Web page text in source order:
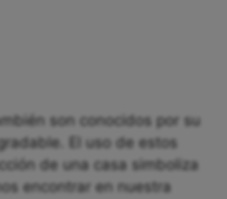
son conocidos por su
El uso de estos
de una casa simboliza
encontrar en nuestra